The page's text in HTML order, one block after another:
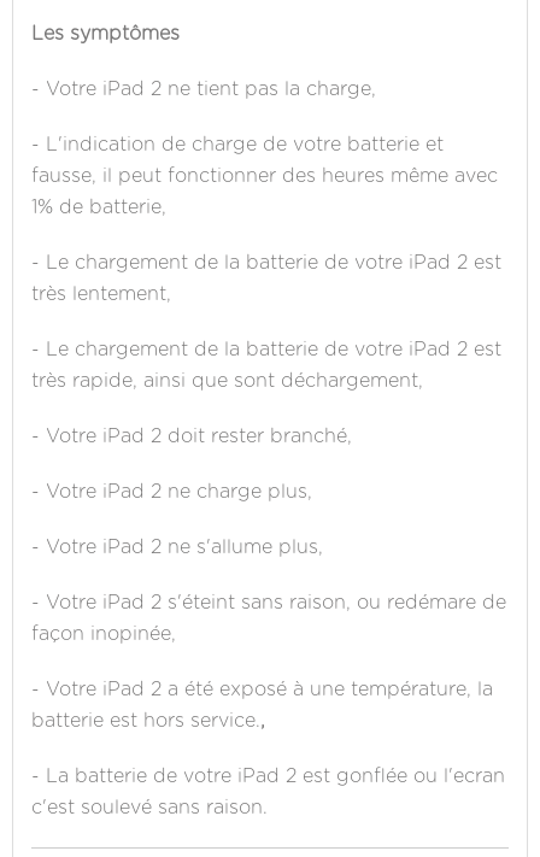
Les symptômes
- Votre iPad 2 ne tient pas la charge,
- L'indication de charge de votre batterie et
fausse, il peut fonctionner des heures même avec
1% de batterie,
- Le chargement de la batterie de votre iPad 2 est
très lentement,
- Le chargement de la batterie de votre iPad 2 est
très rapide, ainsi que sont déchargement,
- Votre iPad 2 doit rester branché,
- Votre iPad 2 ne charge plus,
- Votre iPad 2 ne s'allume plus,
- Votre iPad 2 s'éteint sans raison, ou redémare de
façon inopinée,
- Votre iPad 2 a été exposé à une température, la
batterie est hors service.,
- La batterie de votre iPad 2 est gonflée ou l'ecran
c'est soulevé sans raison.